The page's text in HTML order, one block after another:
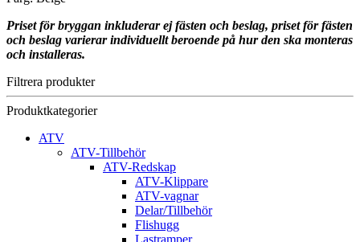
Priset för bryggan inkluderar ej fästen och beslag, priset för fästen
och beslag varierar individuellt beroende på hur den ska monteras
och installeras.
Filtrera produkter
Produktkategorier
ATV
ATV-Tillbehör
ATV-Redskap
ATV-Klippare
ATV-vagnar
Delar/Tillbehör
Flishugg
Lastramper